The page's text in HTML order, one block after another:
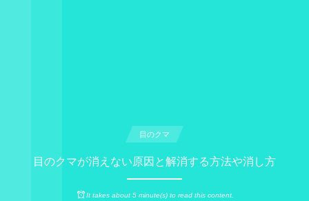
目のクマ
目のクマが消えない原因と解消する方法や消し方
It takes about 5 minute(s) to read this content.